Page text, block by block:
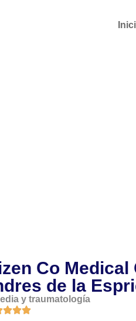
Co Medical
de la
y traumatología